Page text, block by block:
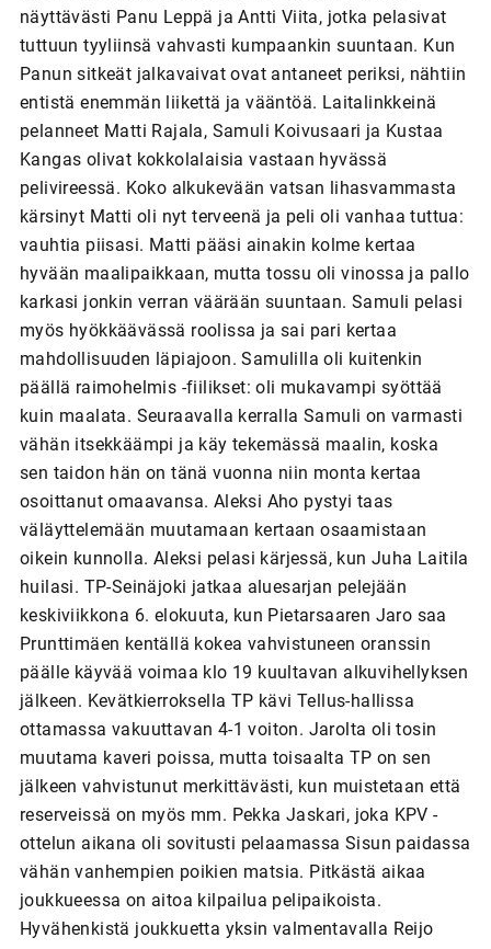
näyttävästi Panu Leppä ja Antti Viita, jotka pelasivat
tuttuun tyyliinsä vahvasti kumpaankin suuntaan. Kun
Panun sitkeät jalkavaivat ovat antaneet periksi, nähtiin
entistä enemmän liikettä ja vääntöä. Laitalinkkeinä
pelanneet Matti Rajala, Samuli Koivusaari ja Kustaa
Kangas olivat kokkolalaisia vastaan hyvässä
pelivireessä. Koko alkukevään vatsan lihasvammasta
kärsinyt Matti oli nyt terveenä ja peli oli vanhaa tuttua:
vauhtia piisasi. Matti pääsi ainakin kolme kertaa
hyvään maalipaikkaan, mutta tossu oli vinossa ja pallo
karkasi jonkin verran väärään suuntaan. Samuli pelasi
myös hyökkäävässä roolissa ja sai pari kertaa
mahdollisuuden läpiajoon. Samulilla oli kuitenkin
päällä raimohelmis -fiilikset: oli mukavampi syöttää
kuin maalata. Seuraavalla kerralla Samuli on varmasti
vähän itsekkäämpi ja käy tekemässä maalin, koska
sen taidon hän on tänä vuonna niin monta kertaa
osoittanut omaavansa. Aleksi Aho pystyi taas
väläyttelemään muutamaan kertaan osaamistaan
oikein kunnolla. Aleksi pelasi kärjessä, kun Juha Laitila
huilasi. TP-Seinäjoki jatkaa aluesarjan pelejään
keskiviikkona 6. elokuuta, kun Pietarsaaren Jaro saa
Prunttimäen kentällä kokea vahvistuneen oranssin
päälle käyvää voimaa klo 19 kuultavan alkuvihellyksen
jälkeen. Kevätkierroksella TP kävi Tellus-hallissa
ottamassa vakuuttavan 4-1 voiton. Jarolta oli tosin
muutama kaveri poissa, mutta toisaalta TP on sen
jälkeen vahvistunut merkittävästi, kun muistetaan että
reserveissä on myös mm. Pekka Jaskari, joka KPV -
ottelun aikana oli sovitusti pelaamassa Sisun paidassa
vähän vanhempien poikien matsia. Pitkästä aikaa
joukkueessa on aitoa kilpailua pelipaikoista.
Hyvähenkistä joukkuetta yksin valmentavalla Reijo